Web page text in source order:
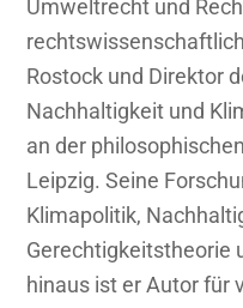
Umweltrecht und
Rostock und Direktor
Nachhaltigkeit und
an der
Leipzig. Seine
Klimapolitik,
Gerechtigkeitstheorie
hinaus ist er Autor für